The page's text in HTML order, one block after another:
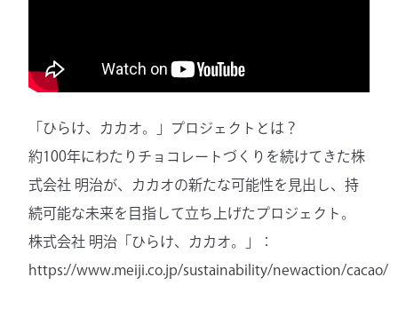
「ひらけ、カカオ。」プロジェクトとは？
約100年にわたりチョコレートづくりを続けてきた株
式会社 明治が、カカオの新たな可能性を見出し、持
続可能な未来を目指して立ち上げたプロジェクト。
株式会社 明治「ひらけ、カカオ。」：
https://www.meiji.co.jp/sustainability/newaction/cacao/